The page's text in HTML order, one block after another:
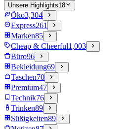
Unsere Highlights18
Öko3,304
Express261
Marken85
Cheap & Cheerful1,003
Büro96
Bekleidung69
Taschen70
Premium47
Technik76
Trinken89
Süßigkeiten89